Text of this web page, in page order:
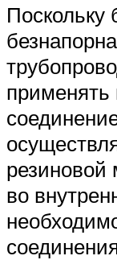
Поскольку
применять
во